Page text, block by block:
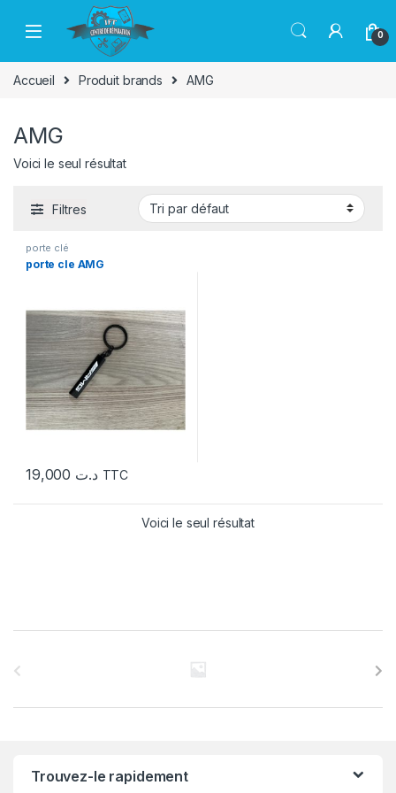
Passer à la navigation
Aller au contenu
0
Accueil Produit brands AMG
AMG
Voici le seul résultat
Filtres
porte clé
porte cle AMG
د.ت TTC
Voici le seul résultat
Trouvez-le rapidement